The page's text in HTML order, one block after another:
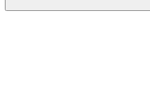
Buscar